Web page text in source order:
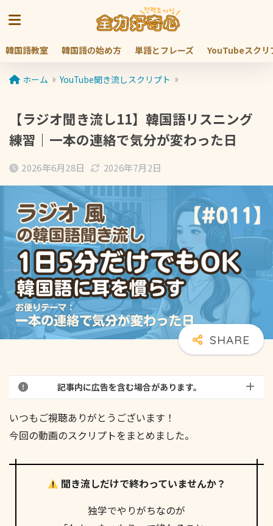
韓国語教室 韓国語の始め方 単語とフレーズ YouTubeスクリ
ホーム YouTube聞き流しスクリプト
【ラジオ聞き流し11】韓国語リスニング
練習｜一本の連絡で気分が変わった日
2026年6月28日 2026年7月2日
記事内に広告を含む場合があります。
いつもご視聴ありがとうございます！
今回の動画のスクリプトをまとめました。
聞き流しだけで終わっていませんか？
独学でやりがちなのが